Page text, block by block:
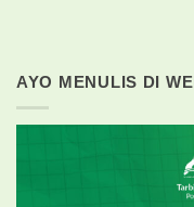
AYO MENULIS DI